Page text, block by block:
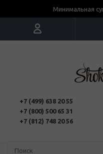
Минимальная
+7 (499) 638 20 55
+7 (800) 500 65 31
+7 (812) 748 20 56